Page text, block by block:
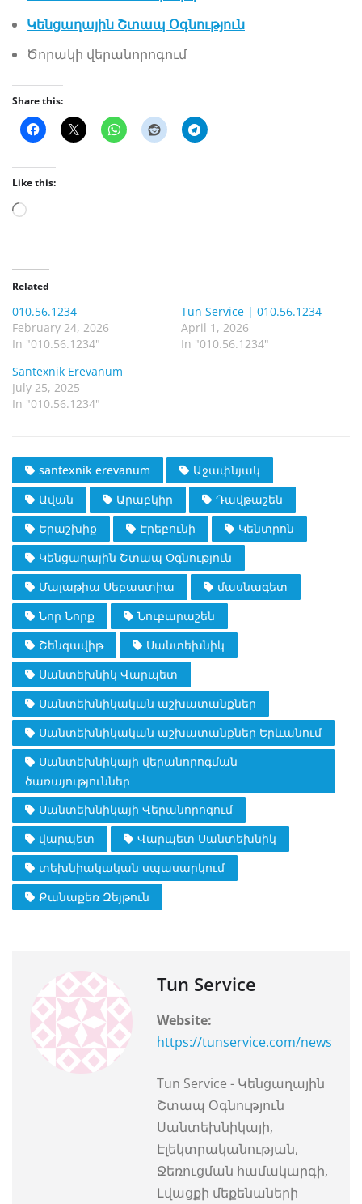
Կենցաղային Շտապ Օգնություն
Ծորակի վերանորոգում
Share this:
Like this:
L
d
i
n
g
Related
010.56.1234
February 24, 2026
In "010.56.1234"
Tun Service | 010.56.1234
April 1, 2026
In "010.56.1234"
Santexnik Erevanum
July 25, 2025
In "010.56.1234"
santexnik erevanum
Աջափնյակ
Ավան
Արաբկիր
Դավթաշեն
Երաշխիք
Էրեբունի
Կենտրոն
Կենցաղային Շտապ Օգնություն
Մալաթիա Սեբաստիա
մասնագետ
Նոր Նորք
Նուբարաշեն
Շենգավիթ
Սանտեխնիկ
Սանտեխնիկ Վարպետ
Սանտեխնիկական աշխատանքներ
Սանտեխնիկական աշխատանքներ Երևանում
Սանտեխնիկայի վերանորոգման
ծառայություններ
Սանտեխնիկայի Վերանորոգում
վարպետ
Վարպետ Սանտեխնիկ
տեխնիակական սպասարկում
Քանաքեռ Զեյթուն
Tun Service
Website:
https://tunservice.com/news
Tun Service - Կենցաղային
Շտապ Օգնություն
Սանտեխնիկայի,
Էլեկտրականության,
Ջեռուցման համակարգի,
Լվացքի մեքենաների